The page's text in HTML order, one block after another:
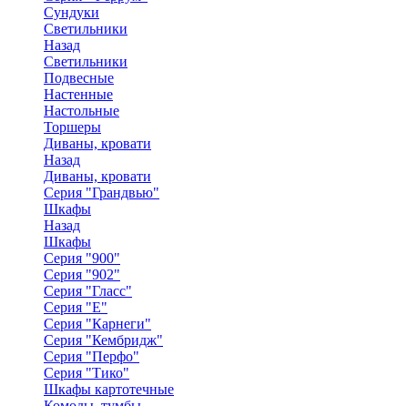
Сундуки
Светильники
Назад
Светильники
Подвесные
Настенные
Настольные
Торшеры
Диваны, кровати
Назад
Диваны, кровати
Серия "Грандвью"
Шкафы
Назад
Шкафы
Серия "900"
Серия "902"
Серия "Гласс"
Серия "Е"
Серия "Карнеги"
Серия "Кембридж"
Серия "Перфо"
Серия "Тико"
Шкафы картотечные